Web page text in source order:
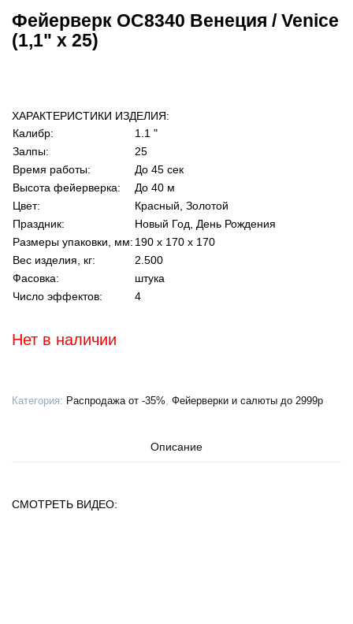
Фейерверк ОС8340 Венеция / Venice
(1,1" х 25)
ХАРАКТЕРИСТИКИ ИЗДЕЛИЯ:
Калибр:
1.1 "
Залпы:
25
Время работы:
До 45 сек
Высота фейерверка:
До 40 м
Цвет:
Красный, Золотой
Праздник:
Новый Год, День Рождения
Размеры упаковки, мм: 190 х 170 х 170
Вес изделия, кг:
2.500
Фасовка:
штука
Число эффектов:
4
Нет в наличии
Категория: Распродажа от -35%, Фейерверки и салюты до 2999р
Описание
СМОТРЕТЬ ВИДЕО: